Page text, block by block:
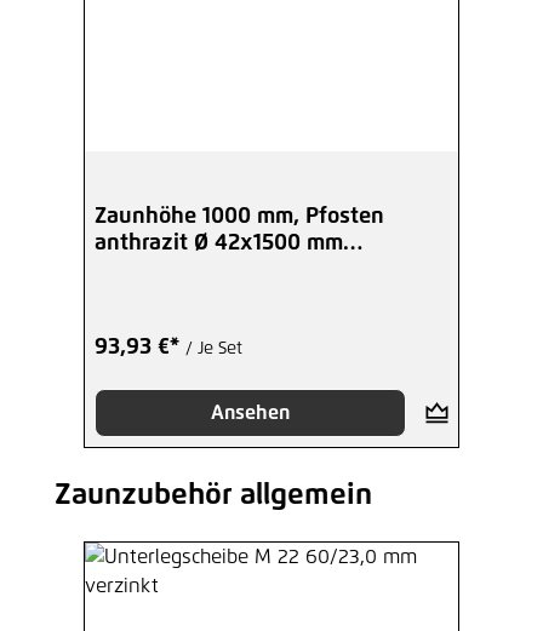
Zaunhöhe 1000 mm, Pfosten
anthrazit Ø 42x1500 mm
93,93 €* / Je Set
Ansehen
Produktgalerie überspringen
Zaunzubehör allgemein